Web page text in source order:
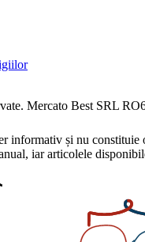
Mercato Best SRL
informativ și nu
iar articolele